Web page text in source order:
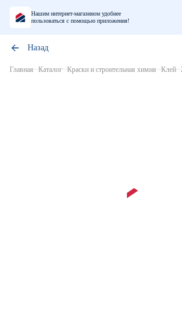
Нашим интернет-магазином удобнее
пользоваться с помощью приложения!
Назад
Главная Каталог Краски и строительная химия Клей